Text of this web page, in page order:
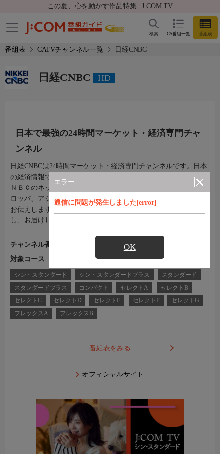
この夏、心を動かす作品特集 | J:COM TV
CS番組一覧 番組表
検索
番組表 CATVチャンネル一覧 日経CNBC
エラー
通信に問題が発生しました[error]
OK
日経CNBC HD
日本で最強の24時間マーケット・経済専門チャ
ンネル
日経CNBCは24時間マーケット・経済専門チャンネルです。日本
の経済情報で最も信頼を勝ち得ている日経グループの力と米Ｃ
ＮＢＣのネットワーク力を合わせることで、日本、米国、ヨー
ロッパ、アジアのマーケット・経済情報を２４時間切れ目なく
お伝えします。生の情報をいち早く、しかも深く解説・分析
し、お届けします。
チャンネル番号
対象コース
J:COM TVコース一覧
シン・スタンダード シン・スタンダードプラス
スタンダード
スタンダードプラス
コンパクト セレクトA
セレクトB
セレクトC
セレクトD セレクトE セレクトF
セレクトG
フレックスA
フレックスB
番組表をみる
オフィシャルサイト